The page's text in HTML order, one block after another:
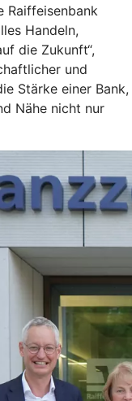
Raiffeisenbank
Handeln,
die Zukunft“,
und
Stärke einer Bank,
Nähe nicht nur